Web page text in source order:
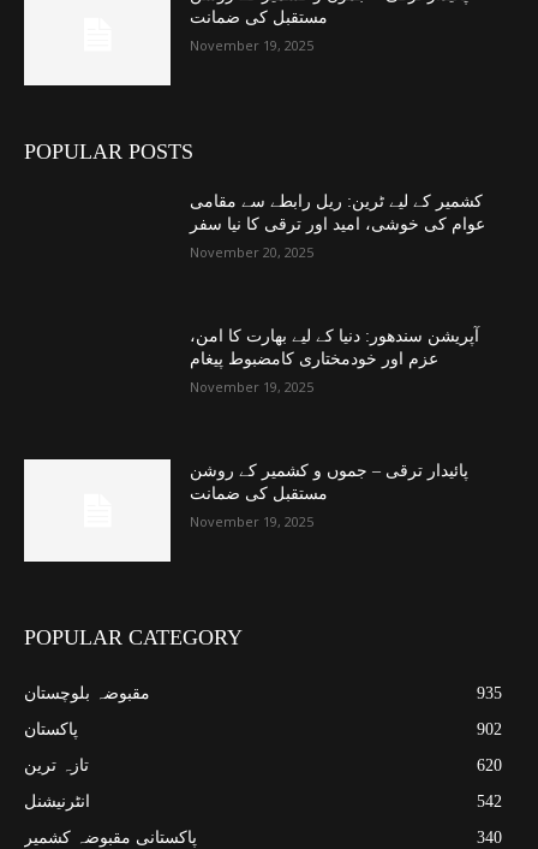
مستقبل کی ضمانت
November 19, 2025
POPULAR POSTS
کشمیر کے لیے ٹرین: ریل رابطے سے مقامی
عوام کی خوشی، امید اور ترقی کا نیا سفر
November 20, 2025
آپریشن سندھور: دنیا کے لیے بھارت کا امن،
عزم اور خودمختاری کامضبوط پیغام
November 19, 2025
پائیدار ترقی – جموں و کشمیر کے روشن
مستقبل کی ضمانت
November 19, 2025
POPULAR CATEGORY
مقبوضہ بلوچستان
935
پاکستان
902
تازہ ترین
620
انٹرنیشنل
542
پاکستانی مقبوضہ کشمیر
340